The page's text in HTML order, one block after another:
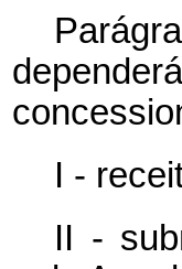
I -
II -